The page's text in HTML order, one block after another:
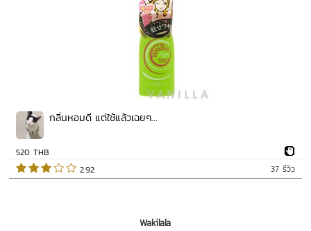
กลิ่นหอมดี แต่ใช้แล้วเฉยๆ...
520 THB
37 รีวิว
2.92
Wakilala